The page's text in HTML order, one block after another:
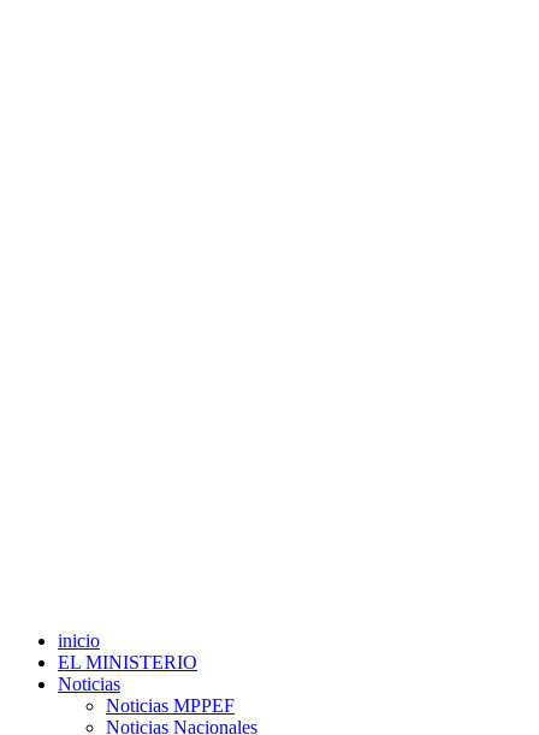
inicio
EL MINISTERIO
Noticias
Noticias MPPEF
Noticias Nacionales